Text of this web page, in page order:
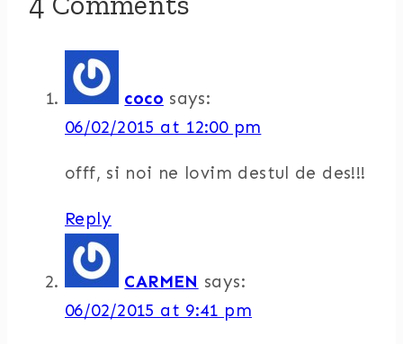
coco says:
06/02/2015 at 12:00 pm
offf, si noi ne lovim destul de des!!!
Reply
CARMEN says:
06/02/2015 at 9:41 pm